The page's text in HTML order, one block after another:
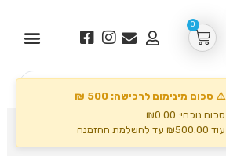
0
⚠️ סכום מינימום לרכישה: 500 ₪
סכום נוכחי: ₪0.00
עוד ₪500.00 עד להשלמת ההזמנה